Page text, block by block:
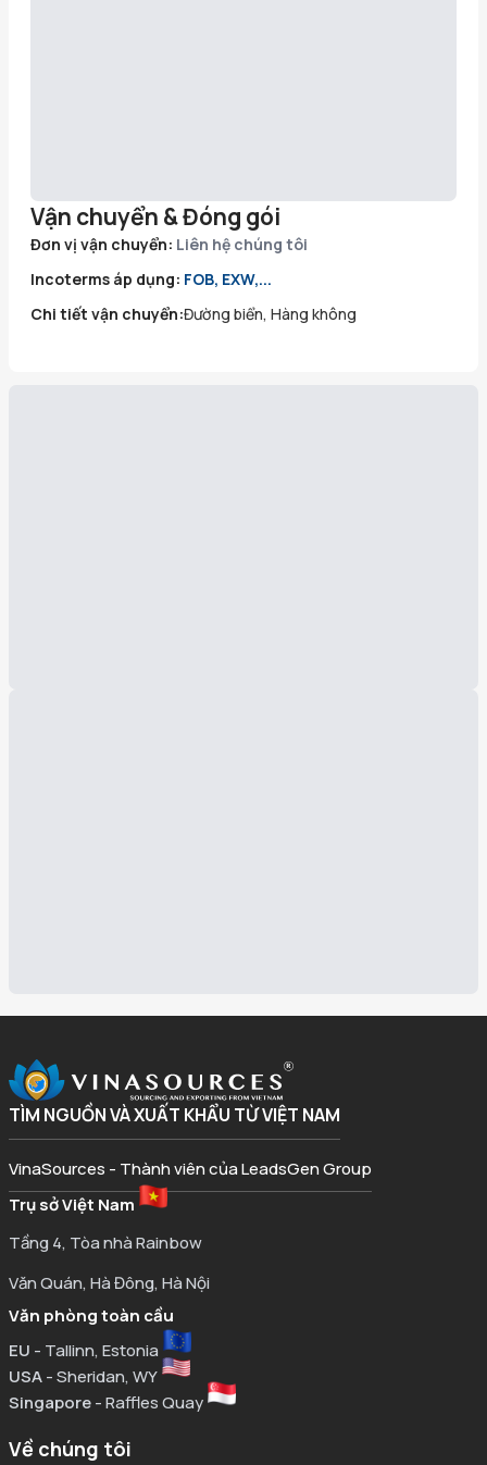
Vận chuyển & Đóng gói
Đơn vị vận chuyển: Liên hệ chúng tôi
Incoterms áp dụng: FOB, EXW,...
Chi tiết vận chuyển:Đường biển, Hàng không
TÌM NGUỒN VÀ XUẤT KHẨU TỪ VIỆT NAM
VinaSources - Thành viên của LeadsGen Group
Trụ sở Việt Nam
Tầng 4, Tòa nhà Rainbow
Văn Quán, Hà Đông, Hà Nội
Văn phòng toàn cầu
EU - Tallinn, Estonia
USA- Sheridan, WY
Singapore- Raffles Quay
Về chúng tôi